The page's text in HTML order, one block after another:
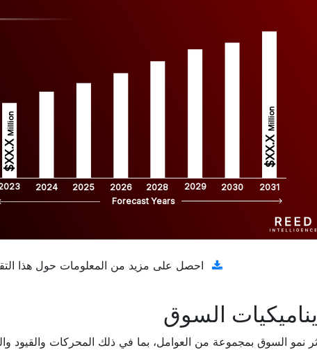
2024 2025 2026 2028 2029 2030 2031
$XX.X
Million
$XX.X
Million
Forecast Years
احصل على مزيد من المعلومات حول هذا
السوق
نمو السوق بمجموعة من العوامل، بما في ذلك المحركات